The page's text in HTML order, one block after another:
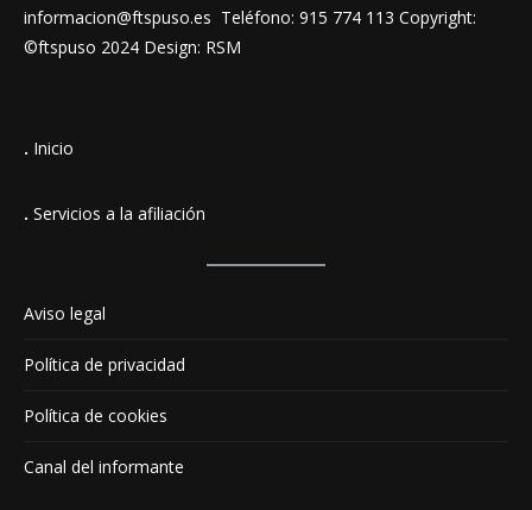
informacion@ftspuso.es Teléfono: 915 774 113 Copyright:
©ftspuso 2024 Design: RSM
. Inicio
. Servicios a la afiliación
Aviso legal
Política de privacidad
Política de cookies
Canal del informante